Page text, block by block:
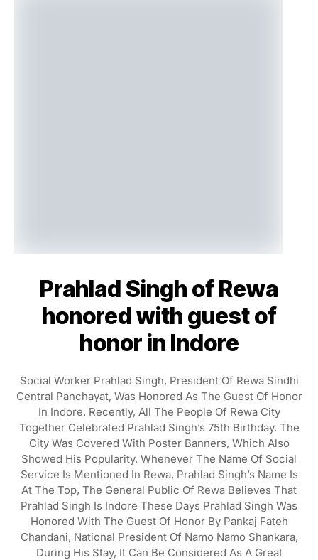
Prahlad Singh of Rewa
honored with guest of
honor in Indore
Social Worker Prahlad Singh, President Of Rewa Sindhi
Central Panchayat, Was Honored As The Guest Of Honor
In Indore. Recently, All The People Of Rewa City
Together Celebrated Prahlad Singh’s 75th Birthday. The
City Was Covered With Poster Banners, Which Also
Showed His Popularity. Whenever The Name Of Social
Service Is Mentioned In Rewa, Prahlad Singh’s Name Is
At The Top, The General Public Of Rewa Believes That
Prahlad Singh Is Indore These Days Prahlad Singh Was
Honored With The Guest Of Honor By Pankaj Fateh
Chandani, National President Of Namo Namo Shankara,
During His Stay, It Can Be Considered As A Great